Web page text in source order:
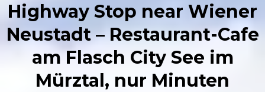
Highway Stop near Wiener
Neustadt – Restaurant-Cafe
am Flasch City See im
Mürztal, nur Minuten